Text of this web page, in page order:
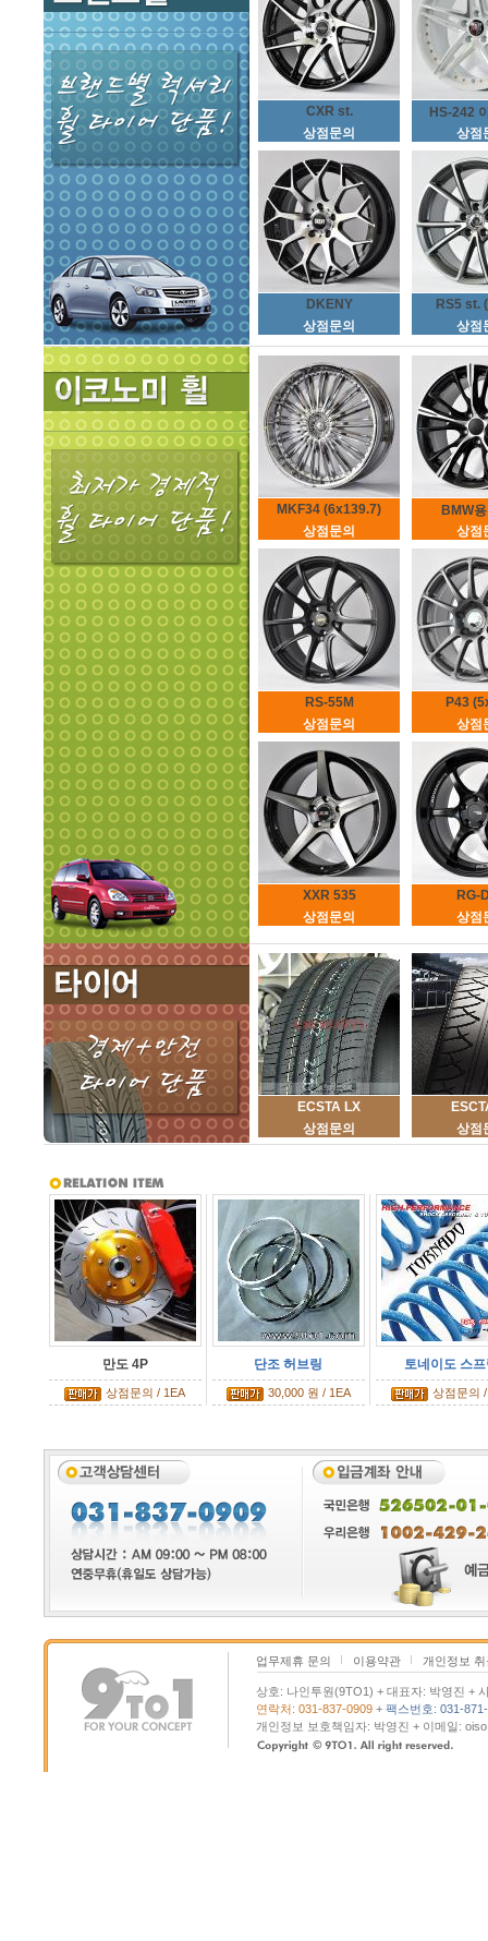
CXR st.
상점문의
HS-242
상점
DKENY
상점문의
RS5 st.
상점
MKF34 (6x139.7)
상점문의
BMW
상점
RS-55M
상점문의
P43
상점
XXR 535
상점문의
RG-
상점
ECSTA LX
상점문의
상점
만도 4P
상점문의 / 1EA
단조 허브링
30,000 원 / 1EA
토네이도 스
상점문의
업무제휴 문의 이용약관 개인정보
상호: 나인투원(9TO1) + 대표자: 박영진 +
연락처: 031-837-0909 + 팩스번호: 031-
개인정보 보호책임자: 박영진 + 이메일: